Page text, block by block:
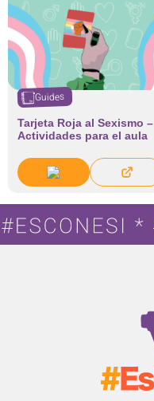
Guides
Tarjeta Roja al Sexismo –
Actividades para el aula